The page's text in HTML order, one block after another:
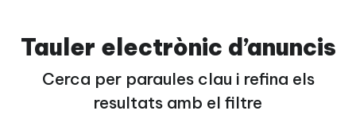
Tauler electrònic d’anuncis
Cerca per paraules clau i refina els
resultats amb el filtre